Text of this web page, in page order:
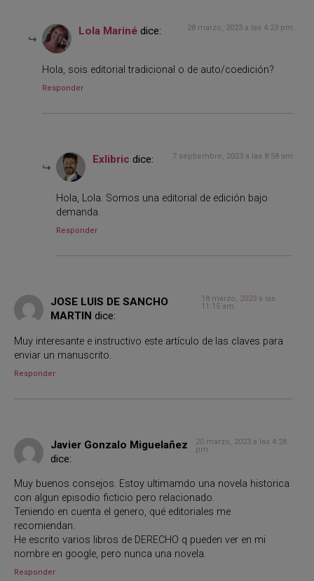
Lola Mariné dice: 28 marzo, 2023 a las 4:23 pm
Hola, sois editorial tradicional o de auto/coedición?
Responder
Exlibric dice: 7 septiembre, 2023 a las 8:58 am
Hola, Lola. Somos una editorial de edición bajo
demanda.
Responder
JOSE LUIS DE SANCHO
MARTIN dice:
18 marzo, 2023 a las
11:15 am
Muy interesante e instructivo este artículo de las claves para
enviar un manuscrito.
Responder
Javier Gonzalo Miguelañez
dice:
20 marzo, 2023 a las 4:28
pm
Muy buenos consejos. Estoy ultimamdo una novela historica
con algun episodio ficticio pero relacionado.
Teniendo en cuenta el genero, qué editoriales me
recomiendan.
He escrito varios libros de DERECHO q pueden ver en mi
nombre en google, pero nunca una novela.
Responder